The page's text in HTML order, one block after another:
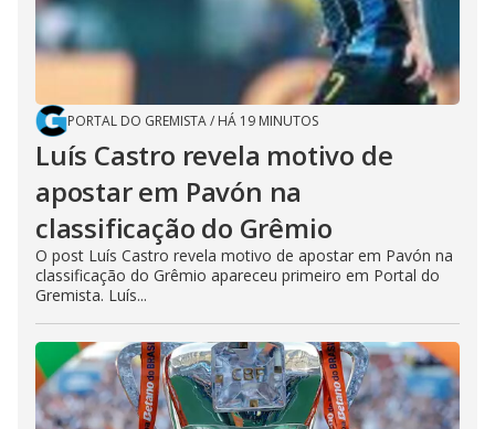
PORTAL DO GREMISTA/ HÁ 19 MINUTOS
Luís Castro revela motivo de
apostar em Pavón na
classificação do Grêmio
O post Luís Castro revela motivo de apostar em Pavón na
classificação do Grêmio apareceu primeiro em Portal do
Gremista. Luís...